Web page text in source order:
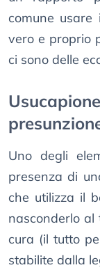
comune
vero e proprio
ci sono delle
Uno degli
presenza di
che utilizza il
nasconderlo al
cura (il tutto
stabilite dalla